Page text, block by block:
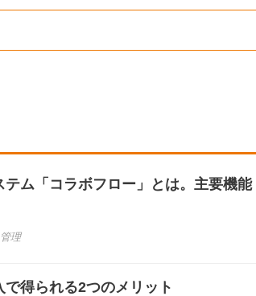
ム「コラボフロー」とは。主要機能
管理
得られる2つのメリット